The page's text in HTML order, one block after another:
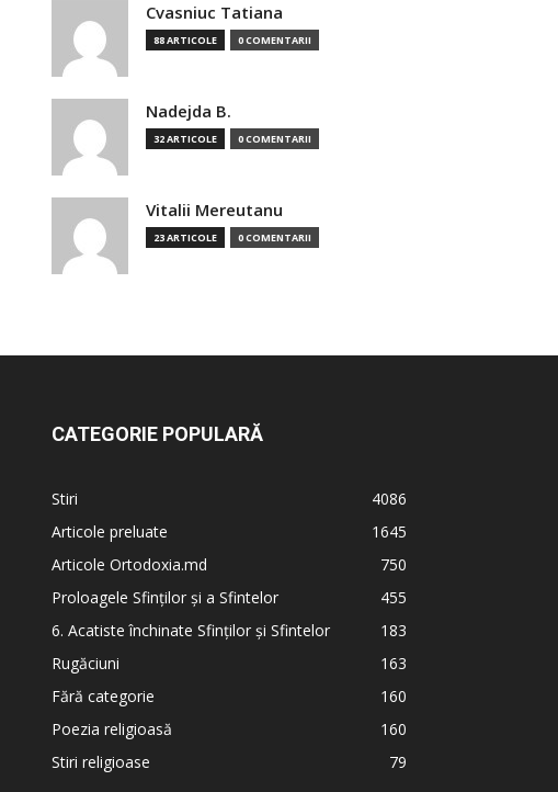
Cvasniuc Tatiana
88 ARTICOLE 0 COMENTARII
Nadejda B.
32 ARTICOLE 0 COMENTARII
Vitalii Mereutanu
23 ARTICOLE 0 COMENTARII
CATEGORIE POPULARĂ
Stiri
4086
Articole preluate
1645
Articole Ortodoxia.md
750
Proloagele Sfinților și a Sfintelor
455
6. Acatiste închinate Sfinților și Sfintelor
183
Rugăciuni
163
Fără categorie
160
Poezia religioasă
160
Stiri religioase
79